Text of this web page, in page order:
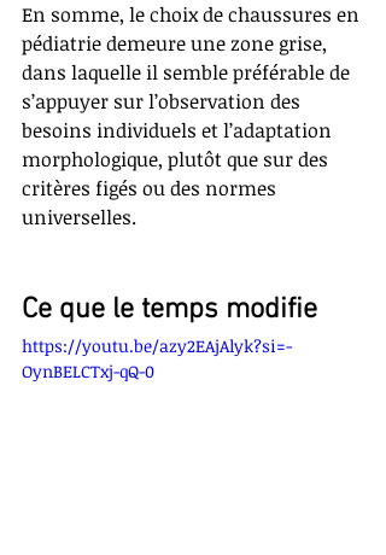
En somme, le choix de chaussures en
pédiatrie demeure une zone grise,
dans laquelle il semble préférable de
s’appuyer sur l’observation des
besoins individuels et l’adaptation
morphologique, plutôt que sur des
critères figés ou des normes
universelles.
Ce que le temps modifie
https://youtu.be/azy2EAjAlyk?si=-
OynBELCTxj-qQ-0